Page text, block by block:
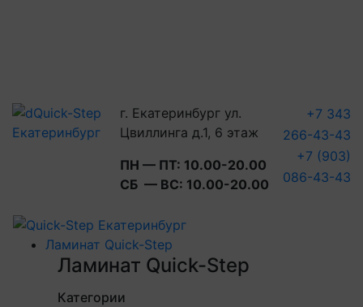
г. Екатеринбург ул.
Цвиллинга д.1, 6 этаж
ПН — ПТ: 10.00-20.00
СБ — ВС: 10.00-20.00
+7 343
266-43-43
+7 (903)
086-43-43
Ламинат Quick-Step
Ламинат Quick-Step
Категории